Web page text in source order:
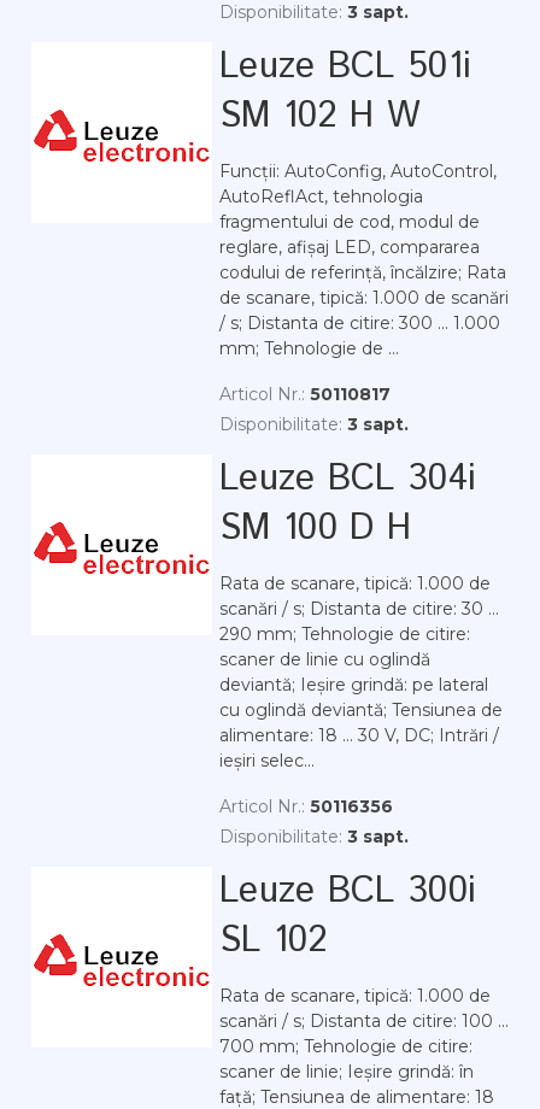
Disponibilitate: 3 sapt.
Leuze BCL 501i
SM 102 H W
Funcții: AutoConfig, AutoControl,
AutoReflAct, tehnologia
fragmentului de cod, modul de
reglare, afișaj LED, compararea
codului de referință, încălzire; Rata
de scanare, tipică: 1.000 de scanări
/ s; Distanta de citire: 300 ... 1.000
mm; Tehnologie de ...
Articol Nr.: 50110817
Disponibilitate: 3 sapt.
Leuze BCL 304i
SM 100 D H
Rata de scanare, tipică: 1.000 de
scanări / s; Distanta de citire: 30 ...
290 mm; Tehnologie de citire:
scaner de linie cu oglindă
deviantă; Ieșire grindă: pe lateral
cu oglindă deviantă; Tensiunea de
alimentare: 18 ... 30 V, DC; Intrări /
ieșiri selec...
Articol Nr.: 50116356
Disponibilitate: 3 sapt.
Leuze BCL 300i
SL 102
Rata de scanare, tipică: 1.000 de
scanări / s; Distanta de citire: 100 ...
700 mm; Tehnologie de citire:
scaner de linie; Ieșire grindă: în
față; Tensiunea de alimentare: 18